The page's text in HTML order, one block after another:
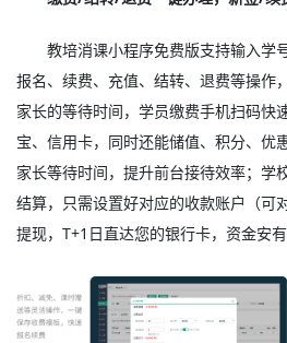
教培消课小程序免费版支持输入学
报名、续费、充值、结转、退费等操作
家长的等待时间，学员缴费手机扫码快
宝、信用卡，同时还能储值、积分、优
家长等待时间，提升前台接待效率；学
结算，只需设置好对应的收款账户（可
提现，T+1日直达您的银行卡，资金安有